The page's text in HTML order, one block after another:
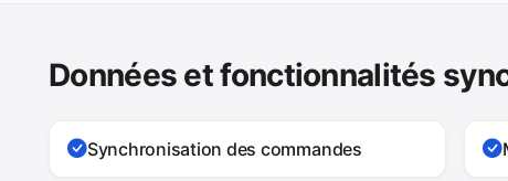
Données et fonctionnalités
Synchronisation des commandes